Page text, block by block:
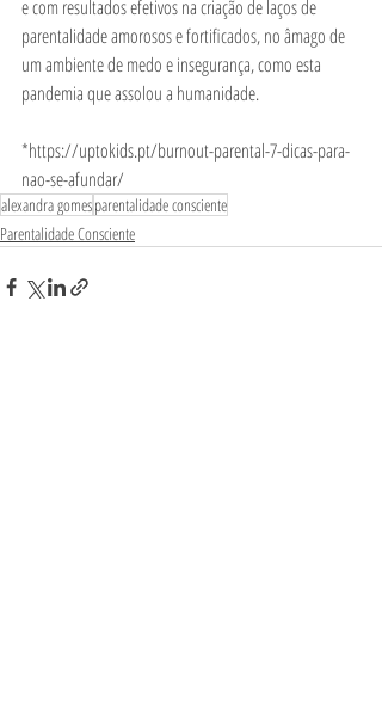
e com resultados efetivos na criação de laços de
parentalidade amorosos e fortificados, no âmago de
um ambiente de medo e insegurança, como esta
pandemia que assolou a humanidade.
*https://uptokids.pt/burnout-parental-7-dicas-para-
nao-se-afundar/
alexandra gomesparentalidade consciente
Parentalidade Consciente